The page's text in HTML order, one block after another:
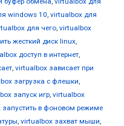
windows 10, virtualbox для
для чего, virtualbox
жесткий диск linux,
доступ в интернет,
, virtualbox зависает при
загрузка с флешки,
запуск игр, virtualbox
запустить в фоновом режиме
, virtualbox захват мыши,